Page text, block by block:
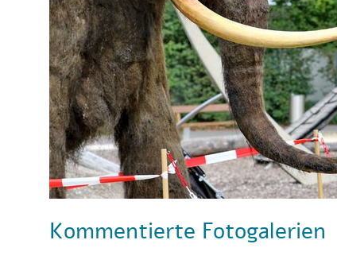
Kommentierte Fotogalerien